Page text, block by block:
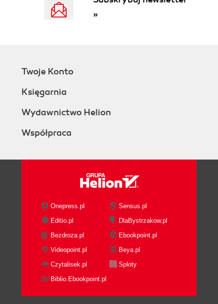
»
Twoje Konto
Księgarnia
Wydawnictwo Helion
Współpraca
Onepress.pl
Sensus.pl
Editio.pl
DlaBystrzakow.pl
Bezdroza.pl
Ebookpoint.pl
Videopoint.pl
Beya.pl
Czytalisek.pl
Sploty
Biblio.Ebookpoint.pl